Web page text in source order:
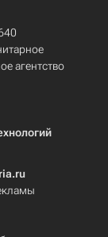
агентство